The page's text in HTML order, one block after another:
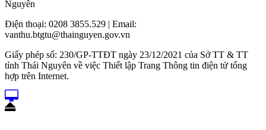
Nguyên
Điện thoại: 0208 3855.529 | Email:
vanthu.btgtu@thainguyen.gov.vn
Giấy phép số: 230/GP-TTĐT ngày 23/12/2021 của Sở TT & TT
tỉnh Thái Nguyên về việc Thiết lập Trang Thông tin điện tử tổng
hợp trên Internet.